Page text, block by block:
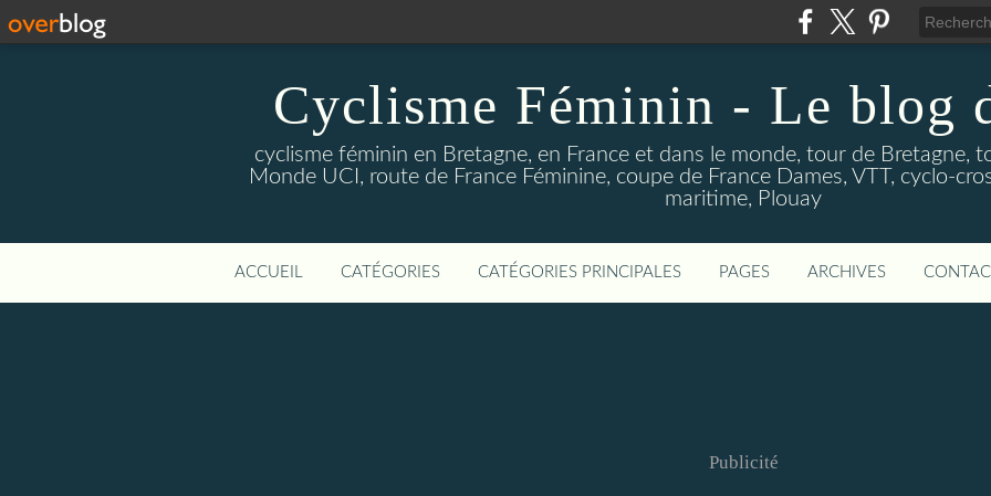
Cyclisme Féminin - Le blog
cyclisme féminin en Bretagne, en France et dans le monde, tour de Bretagne,
Monde UCI, route de France Féminine, coupe de France Dames, VTT, cyclo-
maritime, Plouay
ACCUEIL CATÉGORIES CATÉGORIES PRINCIPALES PAGES ARCHIVES
Publicité